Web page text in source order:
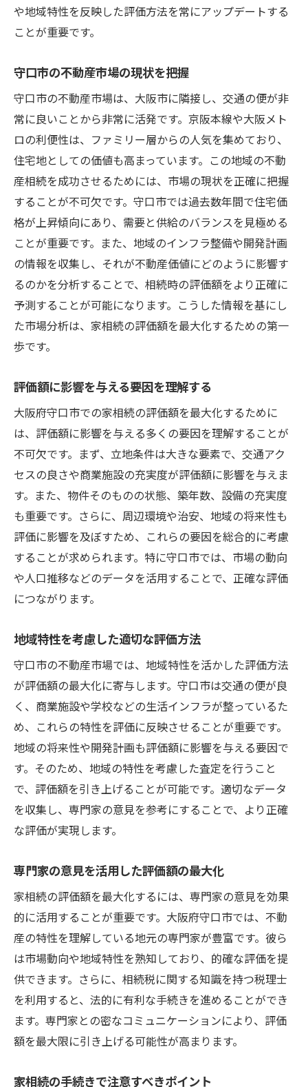
長期的な視点での資産管理
評価額向上に役立つ行政のサポート
家相続評価額を高めるために知っておくべき守
口市の特徴
守口市の地理的利便性とその影響
地域の教育機関と評価額の関連性
自然環境と住みやすさが評価にどう影響す
るか
都市開発計画と今後の期待
地域コミュニティの強さと不動産価値
現地訪問で得られるリアルな情報
守口市の家相続で評価額を上げるための秘訣を
公開
プロの視点でみる評価額の上げ方
賢い投資で評価を引き上げる
魅力的なプレゼンテーションの重要性
評価額アップのための法的アドバイス
守口市での家相続評価額を最大化するための具
体的手法
詳細な市場調査と分析の実施
リノベーションによる価値の向上
適切な不動産エージェントの選び方
評価額を高めるための契約の工夫
地域独自の特性を活かした評価方法
守口市での家相続成功のために知っておくべき
評価ポイント
法令遵守と評価への影響
エコやサステナビリティの評価効果
地元住民の声を反映した評価策
評価に関わる最新の法改正
環境変化がもたらす評価額の変動
適切な保険とリスクマネジメント
家相続評価額を守口市で最大化するためのプロ
のアドバイス
訣
交渉力を活かした評価額の最大化
新しいテクノロジーを使った評価方法
プロによる詳細な評価プロセスの解説
地域に密着した戦略の効果
長期的なパートナーシップでの成功例
や地域特性を反映した評価方法を常にアップデートする
ことが重要です。
守口市の不動産市場の現状を把握
守口市の不動産市場は、大阪市に隣接し、交通の便が非
常に良いことから非常に活発です。京阪本線や大阪メト
ロの利便性は、ファミリー層からの人気を集めており、
住宅地としての価値も高まっています。この地域の不動
産相続を成功させるためには、市場の現状を正確に把握
することが不可欠です。守口市では過去数年間で住宅価
格が上昇傾向にあり、需要と供給のバランスを見極める
ことが重要です。また、地域のインフラ整備や開発計画
の情報を収集し、それが不動産価値にどのように影響す
るのかを分析することで、相続時の評価額をより正確に
予測することが可能になります。こうした情報を基にし
た市場分析は、家相続の評価額を最大化するための第一
歩です。
評価額に影響を与える要因を理解する
大阪府守口市での家相続の評価額を最大化するために
は、評価額に影響を与える多くの要因を理解することが
不可欠です。まず、立地条件は大きな要素で、交通アク
セスの良さや商業施設の充実度が評価額に影響を与えま
す。また、物件そのものの状態、築年数、設備の充実度
も重要です。さらに、周辺環境や治安、地域の将来性も
評価に影響を及ぼすため、これらの要因を総合的に考慮
することが求められます。特に守口市では、市場の動向
や人口推移などのデータを活用することで、正確な評価
につながります。
地域特性を考慮した適切な評価方法
守口市の不動産市場では、地域特性を活かした評価方法
が評価額の最大化に寄与します。守口市は交通の便が良
く、商業施設や学校などの生活インフラが整っているた
め、これらの特性を評価に反映させることが重要です。
地域の将来性や開発計画も評価額に影響を与える要因で
す。そのため、地域の特性を考慮した査定を行うこと
で、評価額を引き上げることが可能です。適切なデータ
を収集し、専門家の意見を参考にすることで、より正確
な評価が実現します。
専門家の意見を活用した評価額の最大化
家相続の評価額を最大化するには、専門家の意見を効果
的に活用することが重要です。大阪府守口市では、不動
産の特性を理解している地元の専門家が豊富です。彼ら
は市場動向や地域特性を熟知しており、的確な評価を提
供できます。さらに、相続税に関する知識を持つ税理士
を利用すると、法的に有利な手続きを進めることができ
ます。専門家との密なコミュニケーションにより、評価
額を最大限に引き上げる可能性が高まります。
家相続の手続きで注意すべきポイント